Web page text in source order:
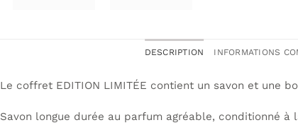
DESCRIPTION INFORMATIONS
Le coffret EDITION LIMITÉE contient un savon et une
Savon longue durée au parfum agréable, conditionné à